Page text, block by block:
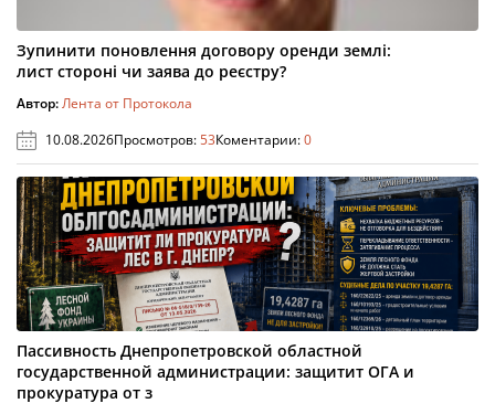
Зупинити поновлення договору оренди землі:
лист стороні чи заява до реєстру?
Автор:Лента от Протокола
10.08.2026Просмотров:53Коментарии:0
Пассивность Днепропетровской областной
государственной администрации: защитит ОГА и
прокуратура от з